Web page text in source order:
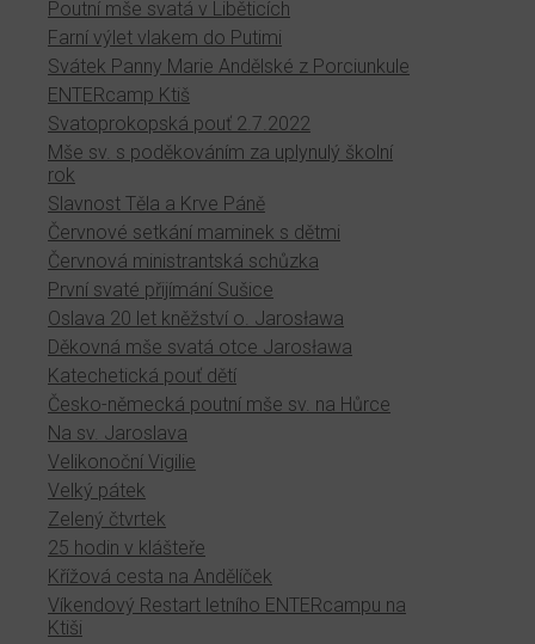
Poutní mše svatá v Liběticích
Farní výlet vlakem do Putimi
Svátek Panny Marie Andělské z Porciunkule
ENTERcamp Ktiš
Svatoprokopská pouť 2.7.2022
Mše sv. s poděkováním za uplynulý školní
rok
Slavnost Těla a Krve Páně
Červnové setkání maminek s dětmi
Červnová ministrantská schůzka
První svaté přijímání Sušice
Oslava 20 let kněžství o. Jarosława
Děkovná mše svatá otce Jarosława
Katechetická pouť dětí
Česko-německá poutní mše sv. na Hůrce
Na sv. Jaroslava
Velikonoční Vigilie
Velký pátek
Zelený čtvrtek
25 hodin v klášteře
Křížová cesta na Andělíček
Víkendový Restart letního ENTERcampu na
Ktiši